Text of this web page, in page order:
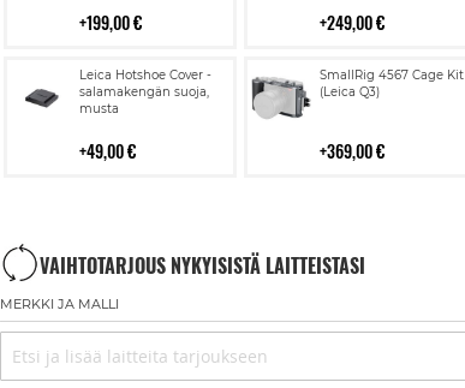
199,00 € 249,00 €
Leica Hotshoe Cover -
salamakengän suoja,
musta
49,00 €
Lisää
ostoskoriin
SmallRig 4567 Cage Kit
(Leica Q3)
369,00 €
Lisää
ostoskoriin
VAIHTOTARJOUS NYKYISISTÄ LAITTEISTASI
MERKKI JA MALLI